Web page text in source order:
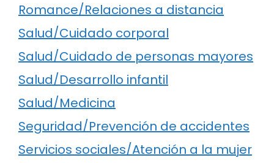
Romance/Relaciones a distancia
Salud/Cuidado corporal
Salud/Cuidado de personas mayores
Salud/Desarrollo infantil
Salud/Medicina
Seguridad/Prevención de accidentes
Servicios sociales/Atención a la mujer